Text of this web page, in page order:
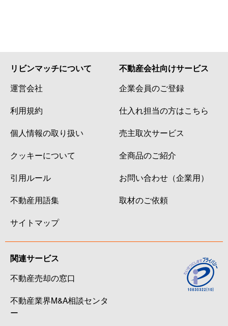
リビンマッチについて
運営会社
利用規約
個人情報の取り扱い
クッキーについて
引用ルール
不動産用語集
サイトマップ
不動産会社向けサービス
企業会員のご登録
仕入れ担当の方はこちら
売主取次サービス
全商品のご紹介
お問い合わせ（企業用）
取材のご依頼
関連サービス
不動産売却の窓口
不動産業界M&A相談センタ
ー